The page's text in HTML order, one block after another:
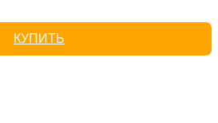
КУПИТЬ